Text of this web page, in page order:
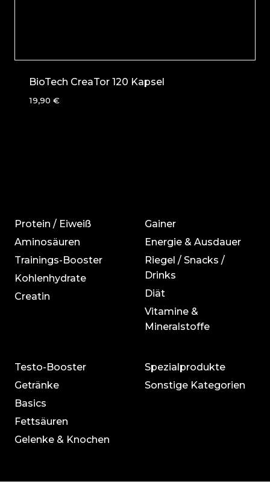
BioTech CreaTor 120 Kapsel
19,90 €
Protein / Eiweiß
Aminosäuren
Trainings-Booster
Kohlenhydrate
Creatin
Gainer
Energie & Ausdauer
Riegel / Snacks /
Drinks
Diät
Vitamine &
Mineralstoffe
Testo-Booster
Getränke
Basics
Fettsäuren
Gelenke & Knochen
Spezialprodukte
Sonstige Kategorien